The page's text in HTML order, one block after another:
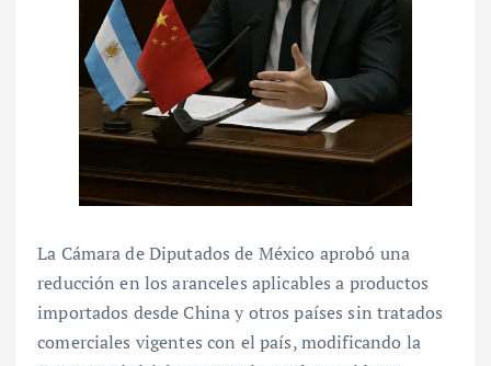
La Cámara de Diputados de México aprobó una
reducción en los aranceles aplicables a productos
importados desde China y otros países sin tratados
comerciales vigentes con el país, modificando la